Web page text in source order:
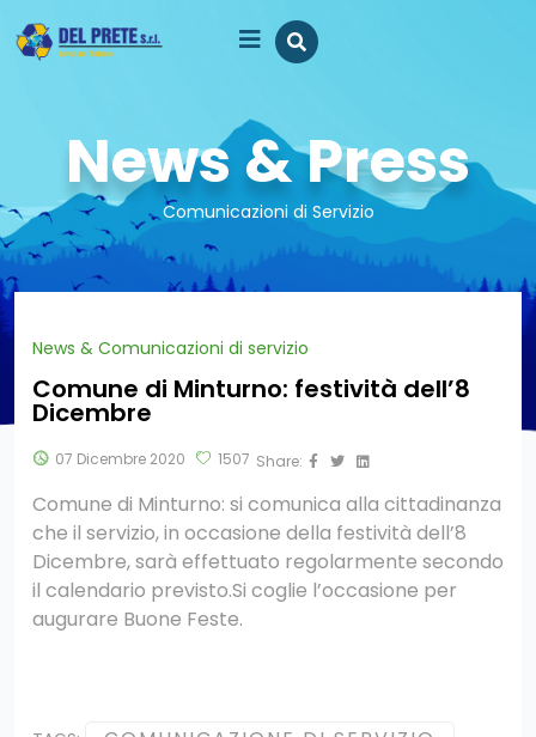
News & Press
Comunicazioni di Servizio
?>
News & Comunicazioni di servizio
Comune di Minturno: festività dell’8
Dicembre
07 Dicembre 2020 1507 Share:
Comune di Minturno: si comunica alla cittadinanza
che il servizio, in occasione della festività dell’8
Dicembre, sarà effettuato regolarmente secondo
il calendario previsto.Si coglie l’occasione per
augurare Buone Feste.